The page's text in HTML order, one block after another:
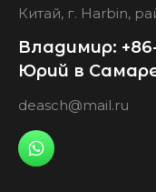
Китай, г. Harbin,
Владимир: +86-
Юрий в
deasch@mail.ru